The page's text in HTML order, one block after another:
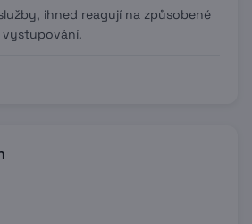
ihned reagují na způsobené
vystupování.